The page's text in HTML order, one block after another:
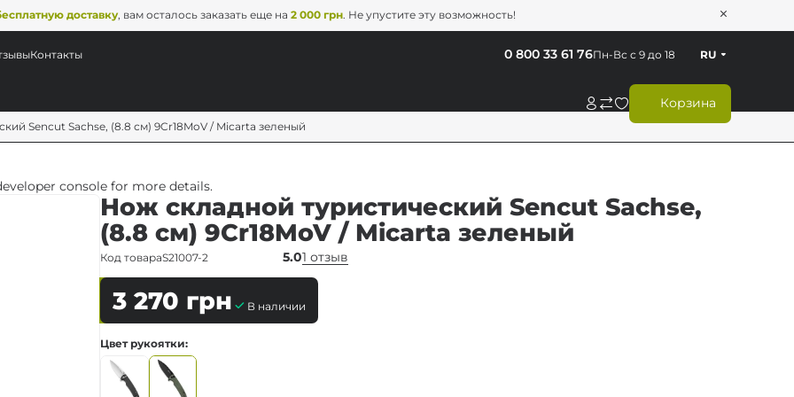
доставку, вам осталось заказать еще на 2 000 грн. Не упустите эту возможность!
Корзина
Пн-Вс с 9 до 18
0 800 33 61 76 RU
Контакты
Sencut Sachse, (8.8 см) 9Cr18MoV / Micarta зеленый
console for more details.
Нож складной туристический Sencut Sachse,
(8.8 см) 9Cr18MoV / Micarta зеленый
Код товараS21007-2 5.01 отзыв
3 270 грн В наличии
Цвет рукоятки